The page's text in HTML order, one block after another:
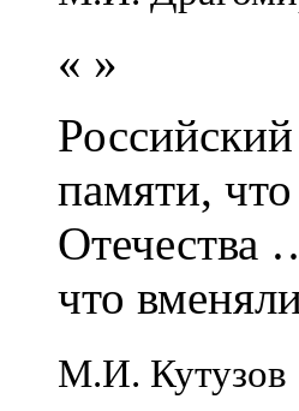
« »
памяти,
Отечества
что
М.И. Кутузов